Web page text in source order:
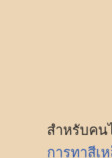
สำหรับคน
การทาสีเ